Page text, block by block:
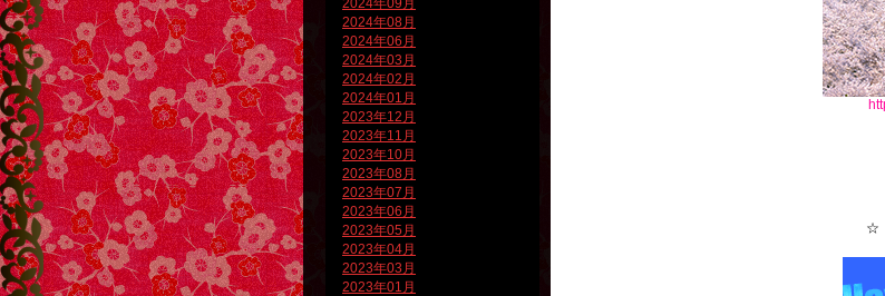
2024年09月
2024年08月
2024年06月
2024年03月
2024年02月
2024年01月
2023年12月
2023年11月
2023年10月
2023年08月
2023年07月
2023年06月
2023年05月
2023年04月
2023年03月
2023年01月
☆ こちら
出来